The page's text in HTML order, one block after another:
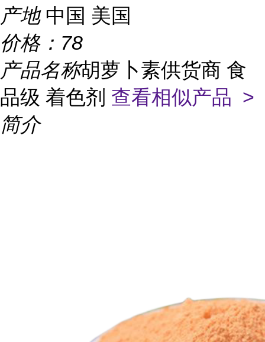
产地 中国 美国
价格： 78
产品名称胡萝卜素供货商 食
品级 着色剂 查看相似产品 >
简介